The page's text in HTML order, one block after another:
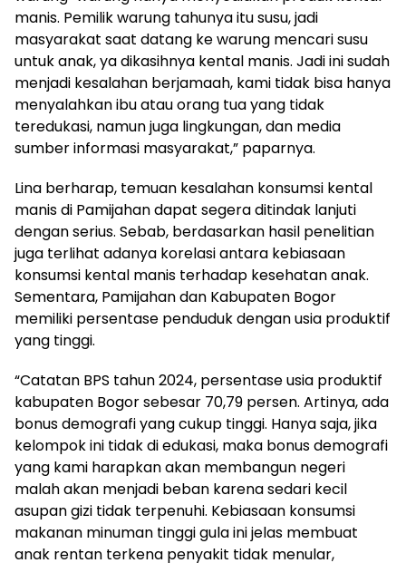
manis. Pemilik warung tahunya itu susu, jadi
masyarakat saat datang ke warung mencari susu
untuk anak, ya dikasihnya kental manis. Jadi ini sudah
menjadi kesalahan berjamaah, kami tidak bisa hanya
menyalahkan ibu atau orang tua yang tidak
teredukasi, namun juga lingkungan, dan media
sumber informasi masyarakat,” paparnya.
Lina berharap, temuan kesalahan konsumsi kental
manis di Pamijahan dapat segera ditindak lanjuti
dengan serius. Sebab, berdasarkan hasil penelitian
juga terlihat adanya korelasi antara kebiasaan
konsumsi kental manis terhadap kesehatan anak.
Sementara, Pamijahan dan Kabupaten Bogor
memiliki persentase penduduk dengan usia produktif
yang tinggi.
“Catatan BPS tahun 2024, persentase usia produktif
kabupaten Bogor sebesar 70,79 persen. Artinya, ada
bonus demografi yang cukup tinggi. Hanya saja, jika
kelompok ini tidak di edukasi, maka bonus demografi
yang kami harapkan akan membangun negeri
malah akan menjadi beban karena sedari kecil
asupan gizi tidak terpenuhi. Kebiasaan konsumsi
makanan minuman tinggi gula ini jelas membuat
anak rentan terkena penyakit tidak menular,